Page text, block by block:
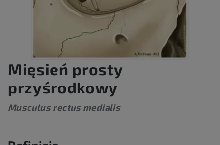
Mięsień prosty
przyśrodkowy
Musculus rectus medialis